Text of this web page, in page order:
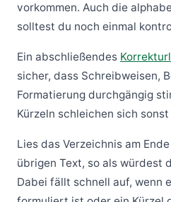
vorkommen. Auch die
solltest du noch einmal
Ein abschließendes
sicher, dass Schreibweisen,
Formatierung durchgängig
Kürzeln schleichen sich
Lies das Verzeichnis am
übrigen Text, so als würdest
Dabei fällt schnell auf, wenn